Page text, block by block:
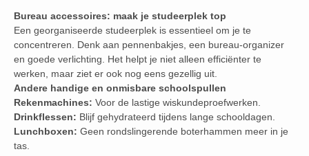
Bureau accessoires: maak je studeerplek top
Een georganiseerde studeerplek is essentieel om je te
concentreren. Denk aan pennenbakjes, een bureau-organizer
en goede verlichting. Het helpt je niet alleen efficiënter te
werken, maar ziet er ook nog eens gezellig uit.
Andere handige en onmisbare schoolspullen
Rekenmachines: Voor de lastige wiskundeproefwerken.
Drinkflessen: Blijf gehydrateerd tijdens lange schooldagen.
Lunchboxen: Geen rondslingerende boterhammen meer in je
tas.